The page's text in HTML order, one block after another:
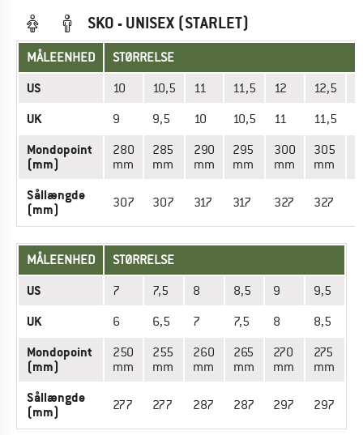
SKO - UNISEX (STARLET)
MÅLEENHED STØRRELSE
US 10 10,5 11 11,5 12 12,5
UK 9 9,5 10 10,5 11 11,5
Mondopoint
(mm)
280
mm
285
mm
290
mm
295
mm
300
mm
305
mm
Sållængde
(mm)
307 307 317 317 327 327
MÅLEENHED STØRRELSE
US 7 7,5 8 8,5 9 9,5
UK 6 6,5 7 7,5 8 8,5
Mondopoint
(mm)
250
mm
255
mm
260
mm
265
mm
270
mm
275
mm
Sållængde
(mm)
277 277 287 287 297 297